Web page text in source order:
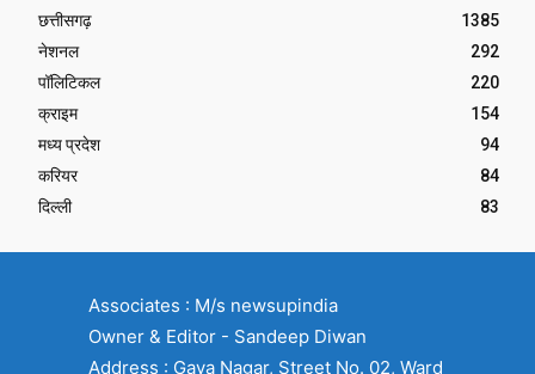
छत्तीसगढ़
1385
नेशनल
292
पॉलिटिकल
220
क्राइम
154
मध्य प्रदेश
94
करियर
84
दिल्ली
83
Associates : M/s newsupindia
Owner & Editor - Sandeep Diwan
Address : Gaya Nagar, Street No. 02, Ward